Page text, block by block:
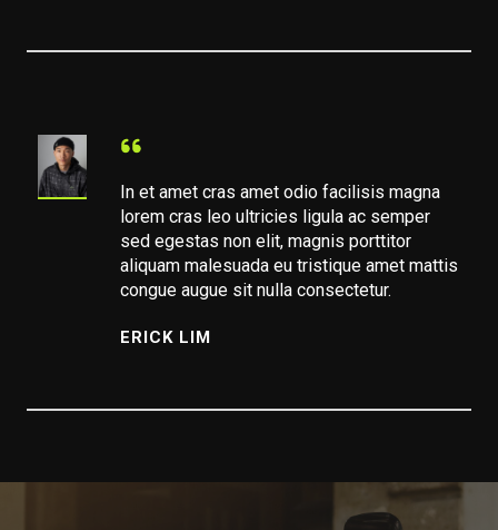
In et amet cras amet odio facilisis magna
lorem cras leo ultricies ligula ac semper
sed egestas non elit, magnis porttitor
aliquam malesuada eu tristique amet mattis
congue augue sit nulla consectetur.
ERICK LIM